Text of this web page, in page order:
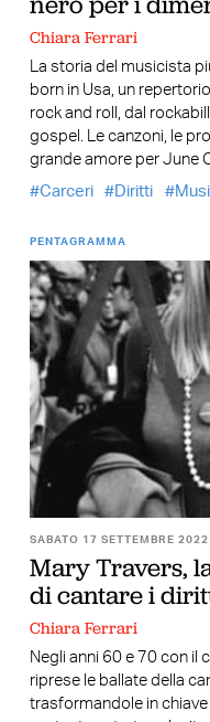
Chiara Ferrari
La storia del musicista
born in Usa, un
rock and roll, dal
gospel. Le canzoni, le
grande amore per June
Carceri
Diritti
PENTAGRAMMA
SABATO 17 SETTEMBRE 2022
Mary Travers,
di cantare i
Chiara Ferrari
Negli anni 60 e 70 con il
riprese le ballate della
trasformandole in